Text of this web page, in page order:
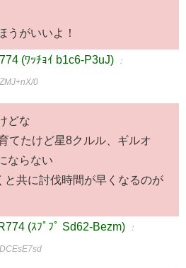
うがいいよ！
(ﾜｯﾁｮｲ b1c6-P3uJ) ：
0
どな
てたけど星8クルル、ギルオ
ならない
と共に討伐時間が早くなるのが
(ｽﾌﾟﾌﾟ Sd62-Bezm) ：